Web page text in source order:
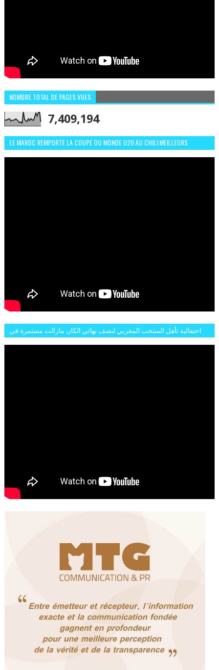
NOMBRE TOTAL DE PAGES VUES
7,409,194
LE MAROC REMPORTE LA COUPE DU MONDE U20 AU CHILI:MEILLEURS
احتفالية تأهل المنتخب المغربي لنصف نهائي الكان مازالت مستمرة في